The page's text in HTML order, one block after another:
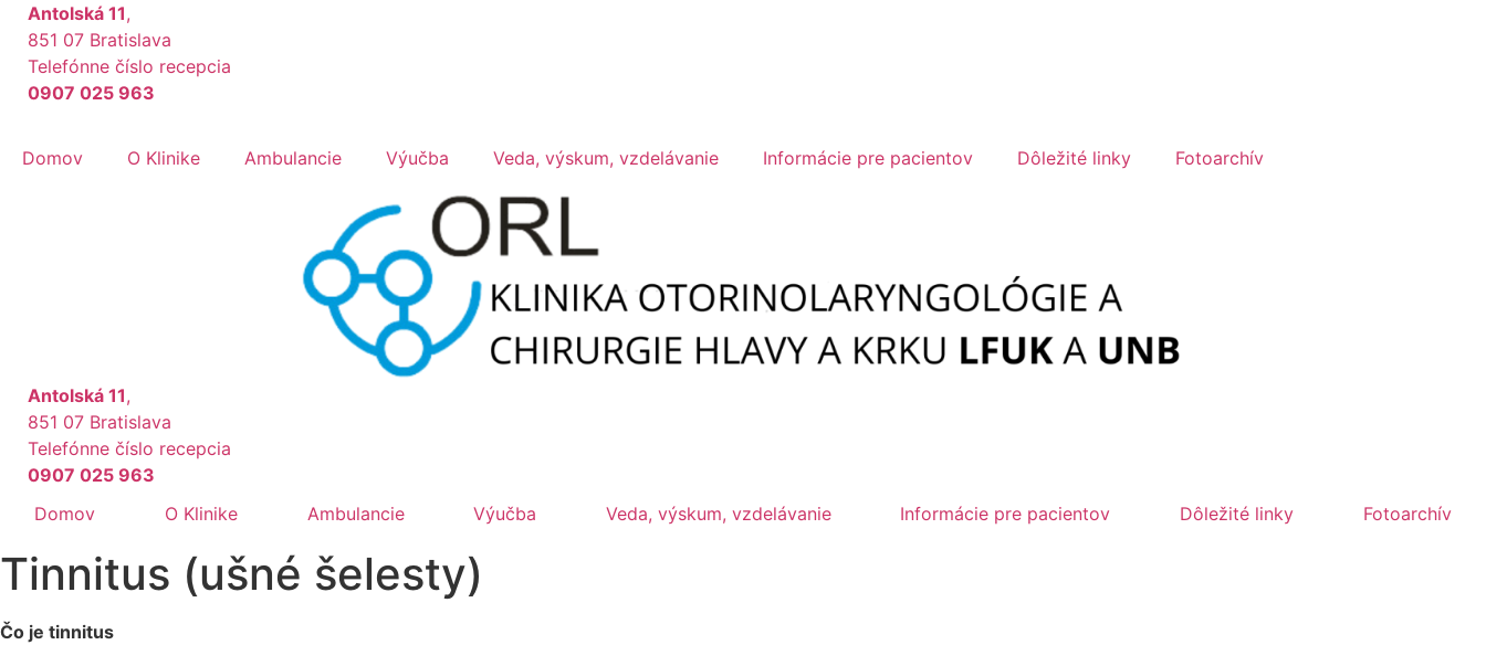
Preskočiť
obsah
Antolská 11,
851 07 Bratislava
Telefónne číslo recepcia
0907 025 963
Domov O Klinike Ambulancie Výučba Veda, výskum, vzdelávanie Informácie pre pacientov Dôležité linky Fotoarchív
Antolská 11,
851 07 Bratislava
Telefónne číslo recepcia
0907 025 963
Domov
O Klinike Ambulancie Výučba Veda, výskum, vzdelávanie Informácie pre pacientov Dôležité linky Fotoarchív
Tinnitus (ušné šelesty)
Čo je tinnitus